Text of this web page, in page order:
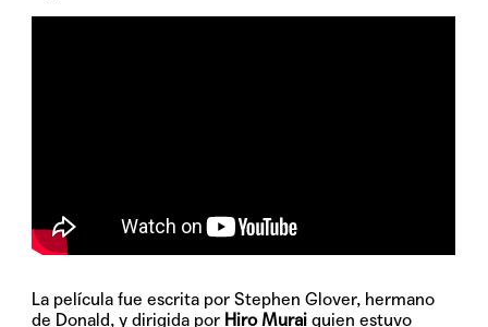
La película fue escrita por Stephen Glover, hermano
de Donald, y dirigida por Hiro Murai quien estuvo